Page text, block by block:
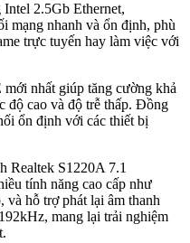
2.5Gb Ethernet,
mạng nhanh và ổn định, phù
trực tuyến hay làm việc với
mới nhất giúp tăng cường khả
độ cao và độ trễ thấp. Đồng
ổn định với các thiết bị
Realtek S1220A 7.1
tính năng cao cấp như
hỗ trợ phát lại âm thanh
mang lại trải nghiệm